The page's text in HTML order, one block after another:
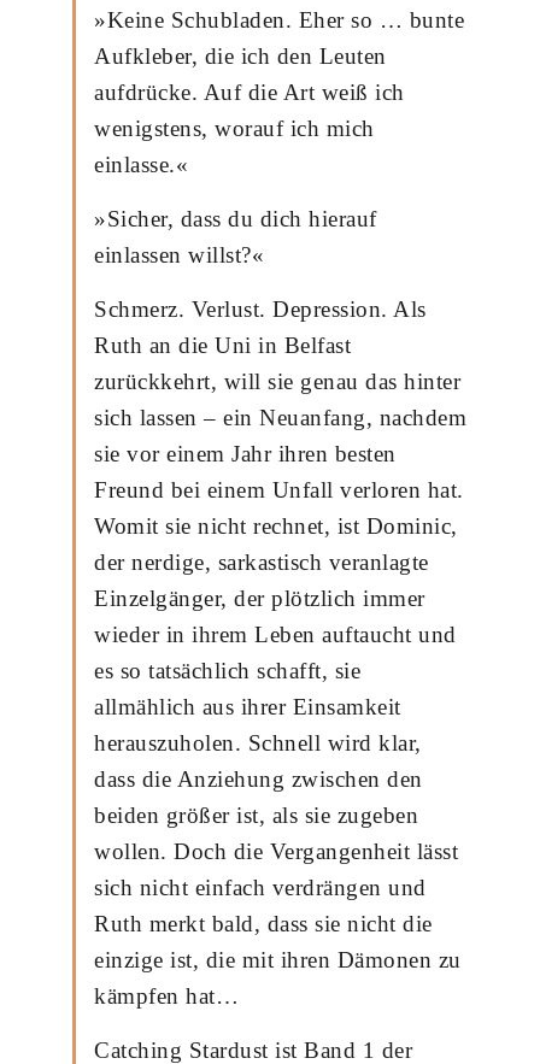
»Keine Schubladen. Eher so … bunte
Aufkleber, die ich den Leuten
aufdrücke. Auf die Art weiß ich
wenigstens, worauf ich mich
einlasse.«
»Sicher, dass du dich hierauf
einlassen willst?«
Schmerz. Verlust. Depression. Als
Ruth an die Uni in Belfast
zurückkehrt, will sie genau das hinter
sich lassen – ein Neuanfang, nachdem
sie vor einem Jahr ihren besten
Freund bei einem Unfall verloren hat.
Womit sie nicht rechnet, ist Dominic,
der nerdige, sarkastisch veranlagte
Einzelgänger, der plötzlich immer
wieder in ihrem Leben auftaucht und
es so tatsächlich schafft, sie
allmählich aus ihrer Einsamkeit
herauszuholen. Schnell wird klar,
dass die Anziehung zwischen den
beiden größer ist, als sie zugeben
wollen. Doch die Vergangenheit lässt
sich nicht einfach verdrängen und
Ruth merkt bald, dass sie nicht die
einzige ist, die mit ihren Dämonen zu
kämpfen hat…
Catching Stardust ist Band 1 der